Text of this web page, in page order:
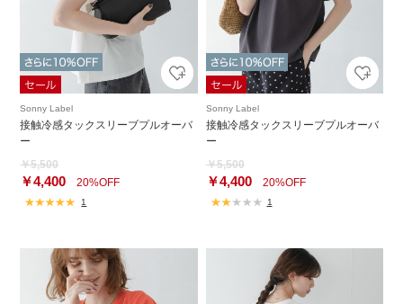
Sonny Label
接触冷感タックスリーブプルオーバ
ー
￥5,500
￥4,400 20%OFF
1
Sonny Label
接触冷感タックスリーブプルオーバ
ー
￥5,500
￥4,40020%OFF
1